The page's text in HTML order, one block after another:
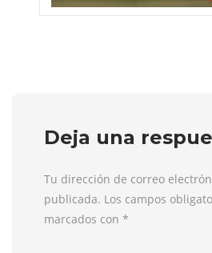
Deja una
Tu dirección de correo
publicada. Los campos
marcados con *